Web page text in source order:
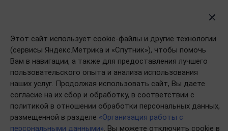
Этот сайт использует cookie-файлы и другие технологии
(сервисы Яндекс.Метрика и «Спутник»), чтобы помочь
Вам в навигации, а также для предоставления лучшего
пользовательского опыта и анализа использования
наших услуг. Продолжая использовать сайт, Вы даете
согласие на их сбор и обработку, в соответствии с
политикой в отношении обработки персональных данных,
размещенной в разделе «Организация работы с
персональными данными». Вы можете отключить cookie в
Партнеры